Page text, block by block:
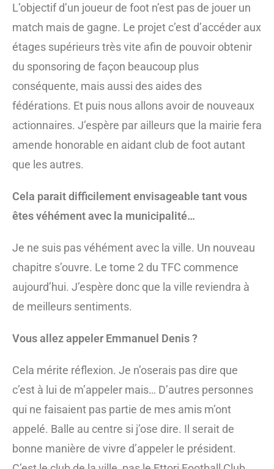
L’objectif d’un joueur de foot n’est pas de jouer un
match mais de gagne. Le projet c’est d’accéder aux
étages supérieurs très vite afin de pouvoir obtenir
du sponsoring de façon beaucoup plus
conséquente, mais aussi des aides des
fédérations. Et puis nous allons avoir de nouveaux
actionnaires. J’espère par ailleurs que la mairie fera
amende honorable en aidant club de foot autant
que les autres.
Cela parait difficilement envisageable tant vous
êtes véhément avec la municipalité…
Je ne suis pas véhément avec la ville. Un nouveau
chapitre s’ouvre. Le tome 2 du TFC commence
aujourd’hui. J’espère donc que la ville reviendra à
de meilleurs sentiments.
Vous allez appeler Emmanuel Denis ?
Cela mérite réflexion. Je n’oserais pas dire que
c’est à lui de m’appeler mais… D’autres personnes
qui ne faisaient pas partie de mes amis m’ont
appelé. Balle au centre si j’ose dire. Il serait de
bonne manière de vivre d’appeler le président.